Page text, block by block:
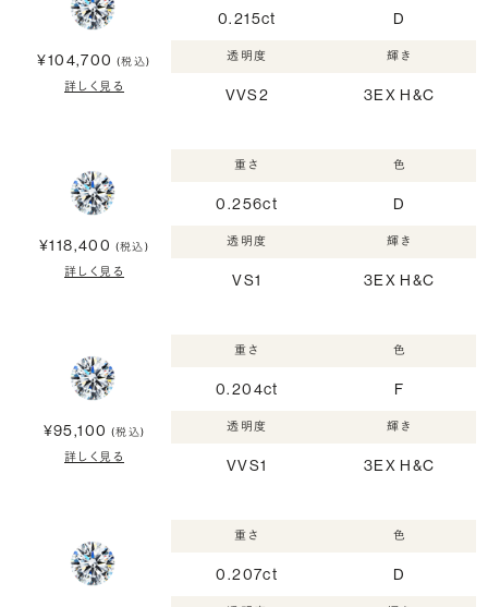
¥104,700 (税込)
詳しく見る
0.215ct D
透明度
VVS2
輝き
3EX H&C
¥118,400 (税込)
詳しく見る
重さ
0.256ct
色
D
透明度
VS1
輝き
3EX H&C
¥95,100 (税込)
詳しく見る
重さ
0.204ct
色
F
透明度
VVS1
輝き
3EX H&C
重さ
0.207ct
色
D